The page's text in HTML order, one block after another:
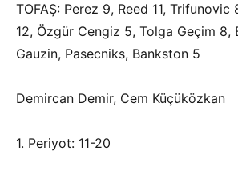
TOFAŞ: Perez 9, Reed 11,
12, Özgür Cengiz 5, Tolga Geçim 8,
Gauzin, Pasecniks, Bankston 5
Demircan Demir, Cem Küçüközkan
1. Periyot: 11-20